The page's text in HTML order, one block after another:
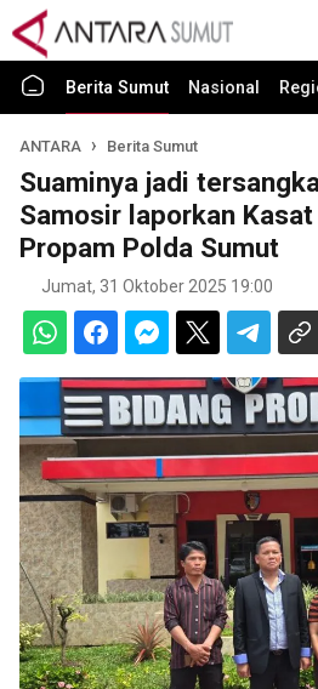
Berita Sumut Nasional
ANTARA Berita Sumut
Suaminya jadi
Samosir laporkan
Propam Polda Sumut
Jumat, 31 Oktober 2025 19:00